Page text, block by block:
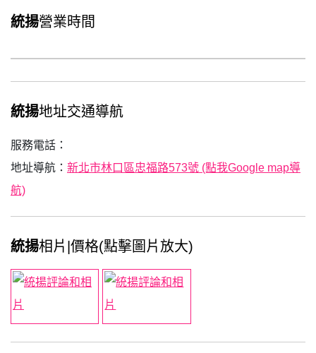
統揚營業時間
統揚地址交通導航
服務電話：
地址導航： 新北市林口區忠福路573號 (點我Google map導
航)
統揚相片|價格(點擊圖片放大)